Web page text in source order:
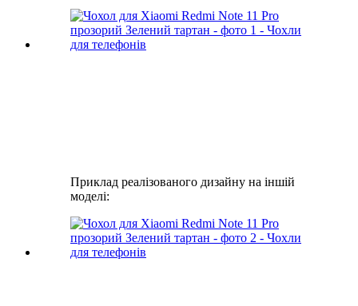
Приклад реалізованого дизайну на іншій
моделі: